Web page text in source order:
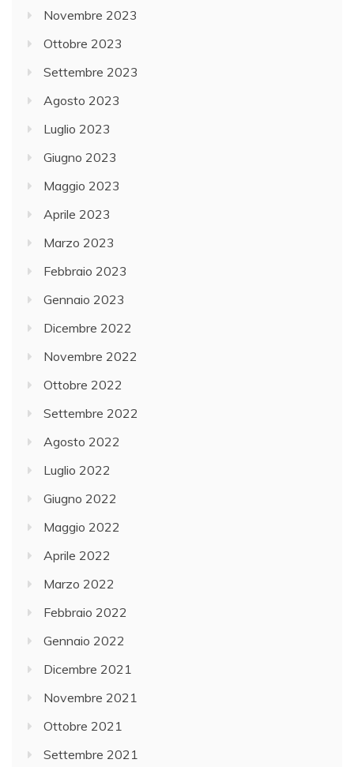
Novembre 2023
Ottobre 2023
Settembre 2023
Agosto 2023
Luglio 2023
Giugno 2023
Maggio 2023
Aprile 2023
Marzo 2023
Febbraio 2023
Gennaio 2023
Dicembre 2022
Novembre 2022
Ottobre 2022
Settembre 2022
Agosto 2022
Luglio 2022
Giugno 2022
Maggio 2022
Aprile 2022
Marzo 2022
Febbraio 2022
Gennaio 2022
Dicembre 2021
Novembre 2021
Ottobre 2021
Settembre 2021